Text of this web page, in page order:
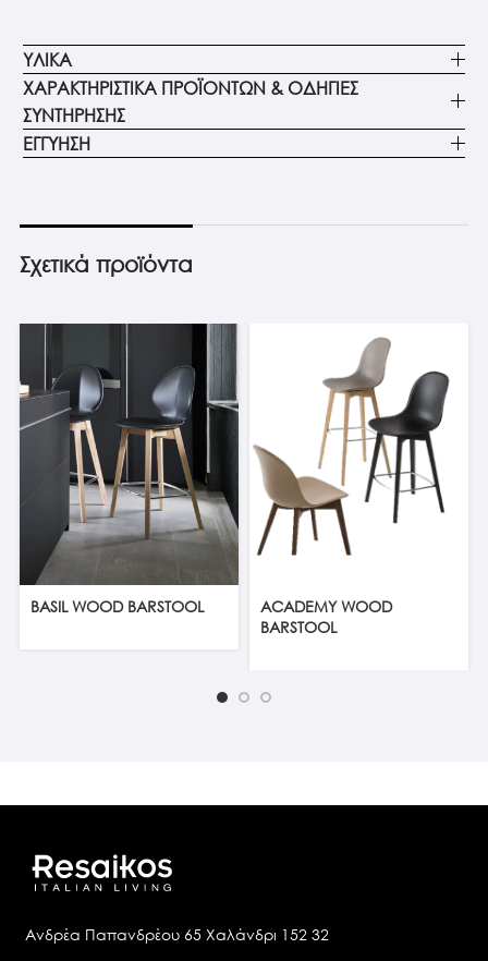
ΥΛΙΚΑ
ΧΑΡΑΚΤΗΡΙΣΤΙΚΑ ΠΡΟΪΟΝΤΩΝ & ΟΔΗΓΙΕΣ
ΣΥΝΤΗΡΗΣΗΣ
ΕΓΓΥΗΣΗ
Σχετικά προϊόντα
BASIL WOOD BARSTOOL
ACADEMY WOOD
BARSTOOL
Ανδρέα Παπανδρέου 65 Χαλάνδρι 152 32